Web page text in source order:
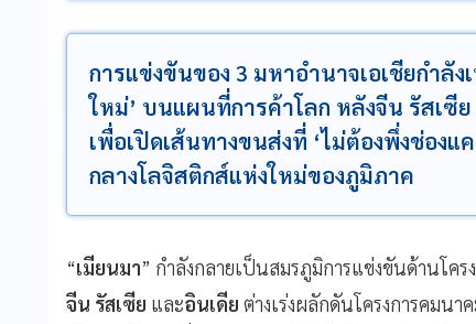
การแข่งขันของ 3 มหาอำนาจเอเชียกำลัง
ใหม่’ บนแผนที่การค้าโลก หลังจีน รัสเซี
เพื่อเปิดเส้นทางขนส่งที่ ‘ไม่ต้องพึ่งช่อง
กลางโลจิสติกส์แห่งใหม่ของภูมิภาค
“เมียนมา” กำลังกลายเป็นสมรภูมิการแข่งขันด้านโคร
จีน รัสเซีย และอินเดีย ต่างเร่งผลักดันโครงการคมน